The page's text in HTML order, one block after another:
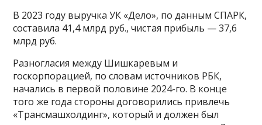
В 2023 году выручка УК «Дело», по данным СПАРК,
составила 41,4 млрд руб., чистая прибыль — 37,6
млрд руб.
Разногласия между Шишкаревым и
госкорпорацией, по словам источников РБК,
начались в первой половине 2024-го. В конце
того же года стороны договорились привлечь
«Трансмашхолдинг», который и должен был